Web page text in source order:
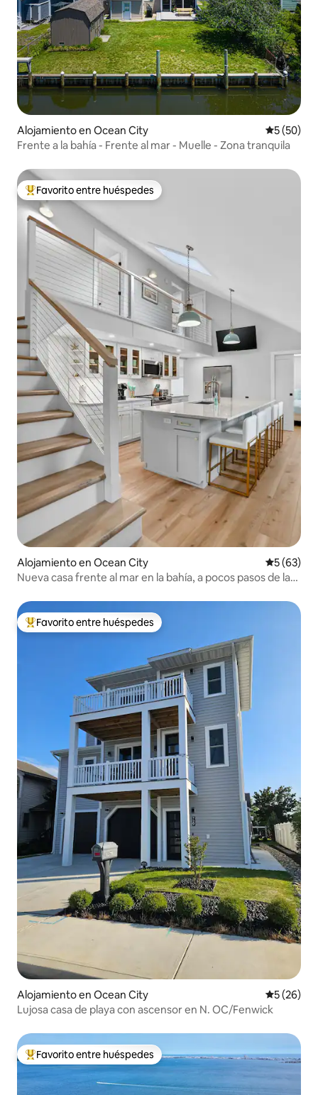
Alojamiento en Ocean City
5 (50)
Frente a la bahía - Frente al mar - Muelle - Zona tranquila
Favorito entre huéspedes preferido
Favorito entre huéspedes
Alojamiento en Ocean City
5 (63)
Nueva casa frente al mar en la bahía, a pocos pasos de la
Favorito entre huéspedes preferido
Favorito entre huéspedes
Alojamiento en Ocean City
5 (26)
Lujosa casa de playa con ascensor en N. OC/Fenwick
Favorito entre huéspedes preferido
Favorito entre huéspedes